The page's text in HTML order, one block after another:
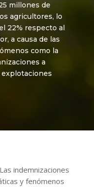
millones de
agricultores, lo
22% respecto al
a causa de las
como la
a
Las indemnizaciones
y fenómenos